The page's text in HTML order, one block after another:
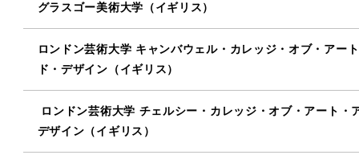
グラスゴー美術大学（イギリス）
ロンドン芸術大学 キャンバウェル・カレッジ・オブ・アー
ド・デザイン（イギリス）
ロンドン芸術大学 チェルシー・カレッジ・オブ・アート・
デザイン（イギリス）